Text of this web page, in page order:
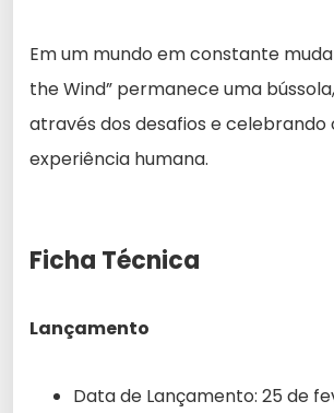
Em um mundo em constante
the Wind” permanece uma
através dos desafios e celebrando
experiência humana.
Ficha Técnica
Lançamento
Data de Lançamento: 25 de